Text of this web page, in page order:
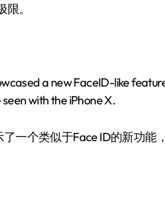
。
a new FaceID-like
with the iPhone X.
一个类似于Face ID的新功能